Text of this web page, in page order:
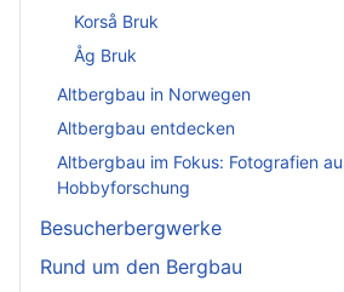
Korså Bruk
Åg Bruk
Altbergbau in Norwegen
Altbergbau entdecken
Altbergbau im Fokus: Fotografien
Hobbyforschung
Besucherbergwerke
Rund um den Bergbau